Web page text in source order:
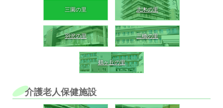
三園の里 志木の里
羽沢の里 三橋の里
鶴ヶ丘の里
介護老人保健施設